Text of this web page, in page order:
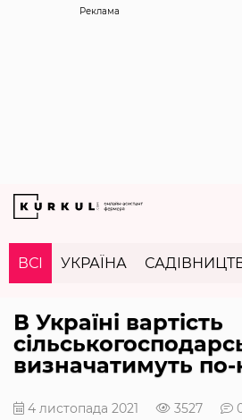
Реклама
ВСІ УКРАЇНА
В Україні вартість
визначатимуть
4 листопада 2021 3527